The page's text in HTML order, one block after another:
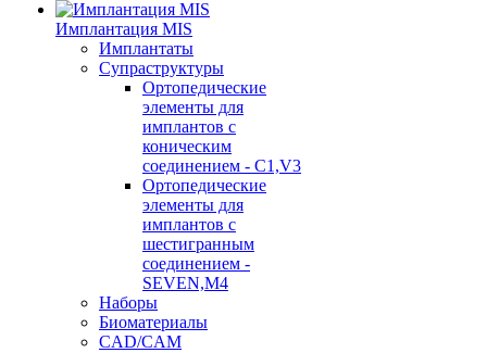
Имплантация MIS
Имплантаты
Супраструктуры
Ортопедические
элементы для
имплантов с
коническим
соединением - C1,V3
Ортопедические
элементы для
имплантов с
шестигранным
соединением -
SEVEN,M4
Наборы
Биоматериалы
CAD/CAM